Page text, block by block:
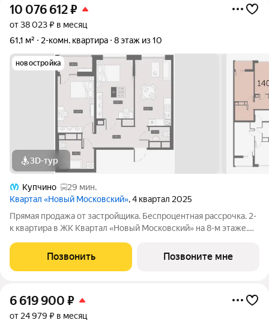
10 076 612₽
от 38 023 ₽ в месяц
61,1 м²
2-комн. квартира 8 этаж из 10
новостройка
3D-тур
Купчино
29 мин.
Квартал «Новый Московский», 4 квартал 2025
Прямая продажа от застройщика. Беспроцентная рассрочка. 2-
к квартира в ЖК Квартал «Новый Московский» на 8-м этаже.
квартал «Новый Московский» в Пушкинском районе. Этот
комплекс объединит в себе
Позвонить Позвоните мне
6 619 900 ₽
от 24 979 ₽ в месяц